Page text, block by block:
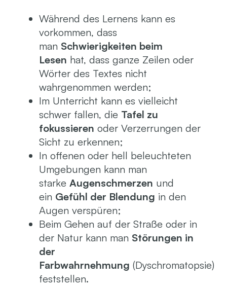
Während des Lernens kann es
vorkommen, dass
man Schwierigkeiten beim
Lesen hat, dass ganze Zeilen oder
Wörter des Textes nicht
wahrgenommen werden;
Im Unterricht kann es vielleicht
schwer fallen, die Tafel zu
fokussieren oder Verzerrungen der
Sicht zu erkennen;
In offenen oder hell beleuchteten
Umgebungen kann man
starke Augenschmerzen und
ein Gefühl der Blendung in den
Augen verspüren;
Beim Gehen auf der Straße oder in
der Natur kann man Störungen in
der
Farbwahrnehmung (Dyschromatopsie)
feststellen.